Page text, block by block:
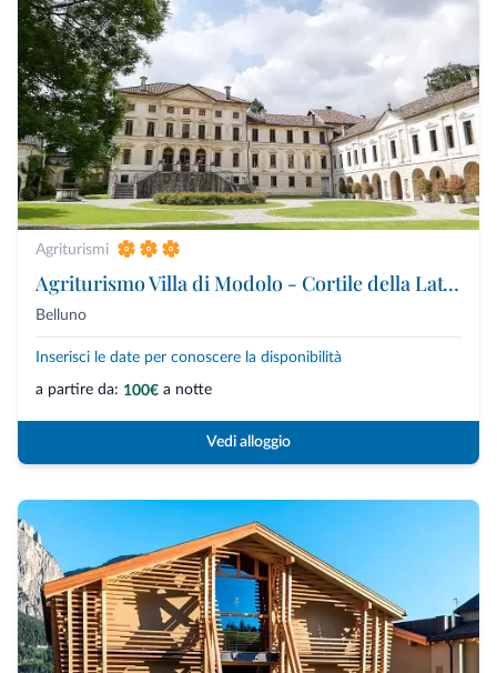
Agriturismi
Agriturismo Villa di Modolo - Cortile della Latteria
Belluno
Inserisci le date per conoscere la disponibilità
a partire da: 100€ a notte
Vedi alloggio